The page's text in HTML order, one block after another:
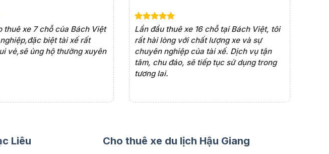
thuê xe 7 chỗ của Bách Việt
biệt tài xế rất
vẻ,sẽ ủng hộ thường xuyên
Lần đầu thuê xe 16 chỗ tại Bách Việt, tôi
rất hài lòng với chất lượng xe và sự
chuyên nghiệp của tài xế. Dịch vụ tận
tâm, chu đáo, sẽ tiếp tục sử dụng trong
tương lai.
Liêu Cho thuê xe du lịch Hậu Giang